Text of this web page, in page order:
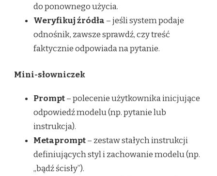
do ponownego użycia.
Weryfikuj źródła – jeśli system podaje
odnośnik, zawsze sprawdź, czy treść
faktycznie odpowiada na pytanie.
Mini-słowniczek
Prompt– polecenie użytkownika inicjujące
odpowiedź modelu (np. pytanie lub
instrukcja).
Metaprompt– zestaw stałych instrukcji
definiujących styl i zachowanie modelu (np.
„bądź ścisły”).